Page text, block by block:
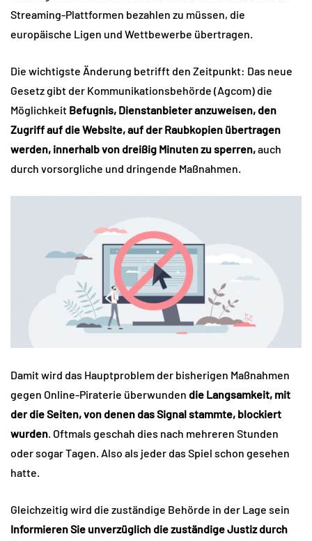
Streaming-Plattformen bezahlen zu müssen, die
europäische Ligen und Wettbewerbe übertragen.
Die wichtigste Änderung betrifft den Zeitpunkt: Das neue
Gesetz gibt der Kommunikationsbehörde (Agcom) die
Möglichkeit Befugnis, Dienstanbieter anzuweisen, den
Zugriff auf die Website, auf der Raubkopien übertragen
werden, innerhalb von dreißig Minuten zu sperren,auch
durch vorsorgliche und dringende Maßnahmen.
Damit wird das Hauptproblem der bisherigen Maßnahmen
gegen Online-Piraterie überwunden die Langsamkeit, mit
der die Seiten, von denen das Signal stammte, blockiert
wurden. Oftmals geschah dies nach mehreren Stunden
oder sogar Tagen. Also als jeder das Spiel schon gesehen
hatte.
Gleichzeitig wird die zuständige Behörde in der Lage sein
Informieren Sie unverzüglich die zuständige Justiz durch